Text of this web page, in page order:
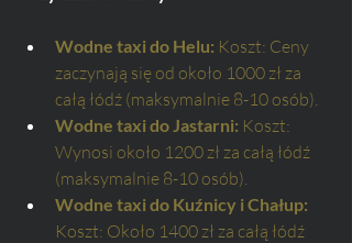
Wodne taxi do Helu: Koszt: Ceny
zaczynają się od około 1000 zł za
całą łódź (maksymalnie 8-10 osób).
Wodne taxi do Jastarni: Koszt:
Wynosi około 1200 zł za całą łódź
(maksymalnie 8-10 osób).
Wodne taxi do Kuźnicy i Chałup:
Koszt: Około 1400 zł za całą łódź